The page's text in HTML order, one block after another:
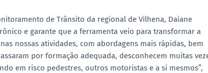
de Trânsito da regional de Vilhena, Daiane
e garante que a ferramenta veio para transformar a
nossas atividades, com abordagens mais rápidas, bem
por formação adequada, desconhecem muitas
em risco pedestres, outros motoristas e a si mesmos”,